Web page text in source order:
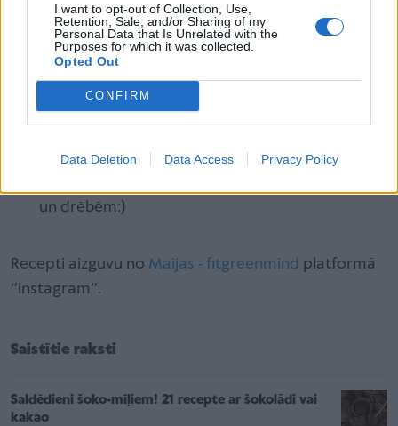
I want to opt-out of Collection, Use,
Retention, Sale, and/or Sharing of my
Personal Data that Is Unrelated with the
Purposes for which it was collected.
Opted Out
CONFIRM
Data Deletion Data Access Privacy Policy
Ja izmanto tumšo šokolādi bez pievienota
cukura, tad pašu desertu gatavojot, var
pievienot mazliet agaves vai kļavu sīrupu, taču
var arī nepievienot nekādu saldinātāju.
uzreiz dziļāku katliņu, jo pēc tam, desertu
un drēbēm:)
Recepti aizguvu no Maijas - fitgreenmind platformā
‘’instagram‘’.
Saistītie raksti
Saldēdieni šoko-mīļiem! 21 recepte ar šokolādi vai
kakao